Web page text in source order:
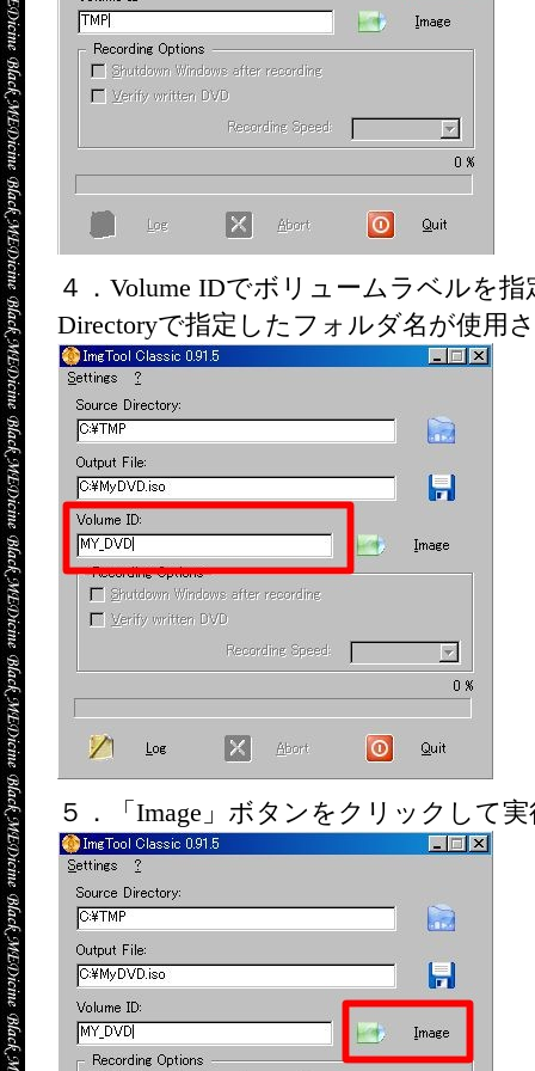
４．Volume IDでボリュームラベルを
Directoryで指定したフォルダ名が使用
５．「Image」ボタンをクリックして